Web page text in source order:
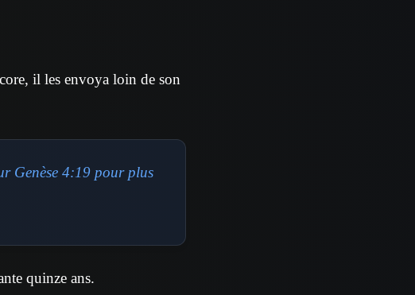
il les envoya loin de son
Genèse 4:19 pour plus
quinze ans.